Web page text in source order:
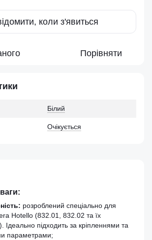
коли з'явиться
Порівняти
Білий
Очікується
розроблений спеціально для
Hotello (832.01, 832.02 та їх
Ідеально підходить за кріпленнями та
параметрами;